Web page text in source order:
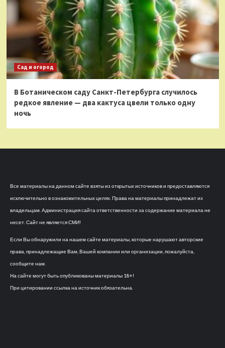
Сад и огород
В Ботаническом саду Санкт-Петербурга случилось
редкое явление — два кактуса цвели только одну
ночь
Все материалы на данном сайте взяты из открытых источников и предоставляются
исключительно в ознакомительных целях. Права на материалы принадлежат их
владельцам. Администрация сайта ответственности за содержание материала не
несет. Сайт не является СМИ!
Если Вы обнаружили на нашем сайте материалы, которые нарушают авторские
права, принадлежащие Вам, Вашей компании или организации, пожалуйста,
сообщите нам.
На сайте могут быть опубликованы материалы 18+!
При цитировании ссылка на источник обязательна.